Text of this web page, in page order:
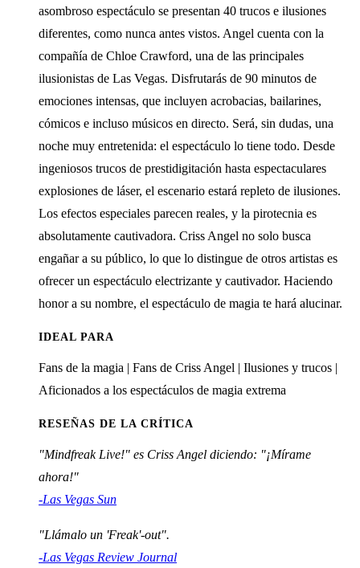
asombroso espectáculo se presentan 40 trucos e ilusiones
diferentes, como nunca antes vistos. Angel cuenta con la
compañía de Chloe Crawford, una de las principales
ilusionistas de Las Vegas. Disfrutarás de 90 minutos de
emociones intensas, que incluyen acrobacias, bailarines,
cómicos e incluso músicos en directo. Será, sin dudas, una
noche muy entretenida: el espectáculo lo tiene todo. Desde
ingeniosos trucos de prestidigitación hasta espectaculares
explosiones de láser, el escenario estará repleto de ilusiones.
Los efectos especiales parecen reales, y la pirotecnia es
absolutamente cautivadora. Criss Angel no solo busca
engañar a su público, lo que lo distingue de otros artistas es
ofrecer un espectáculo electrizante y cautivador. Haciendo
honor a su nombre, el espectáculo de magia te hará alucinar.
IDEAL PARA
Fans de la magia | Fans de Criss Angel | Ilusiones y trucos |
Aficionados a los espectáculos de magia extrema
RESEÑAS DE LA CRÍTICA
"Mindfreak Live!" es Criss Angel diciendo: "¡Mírame
ahora!"
-Las Vegas Sun
"Llámalo un 'Freak'-out".
-Las Vegas Review Journal